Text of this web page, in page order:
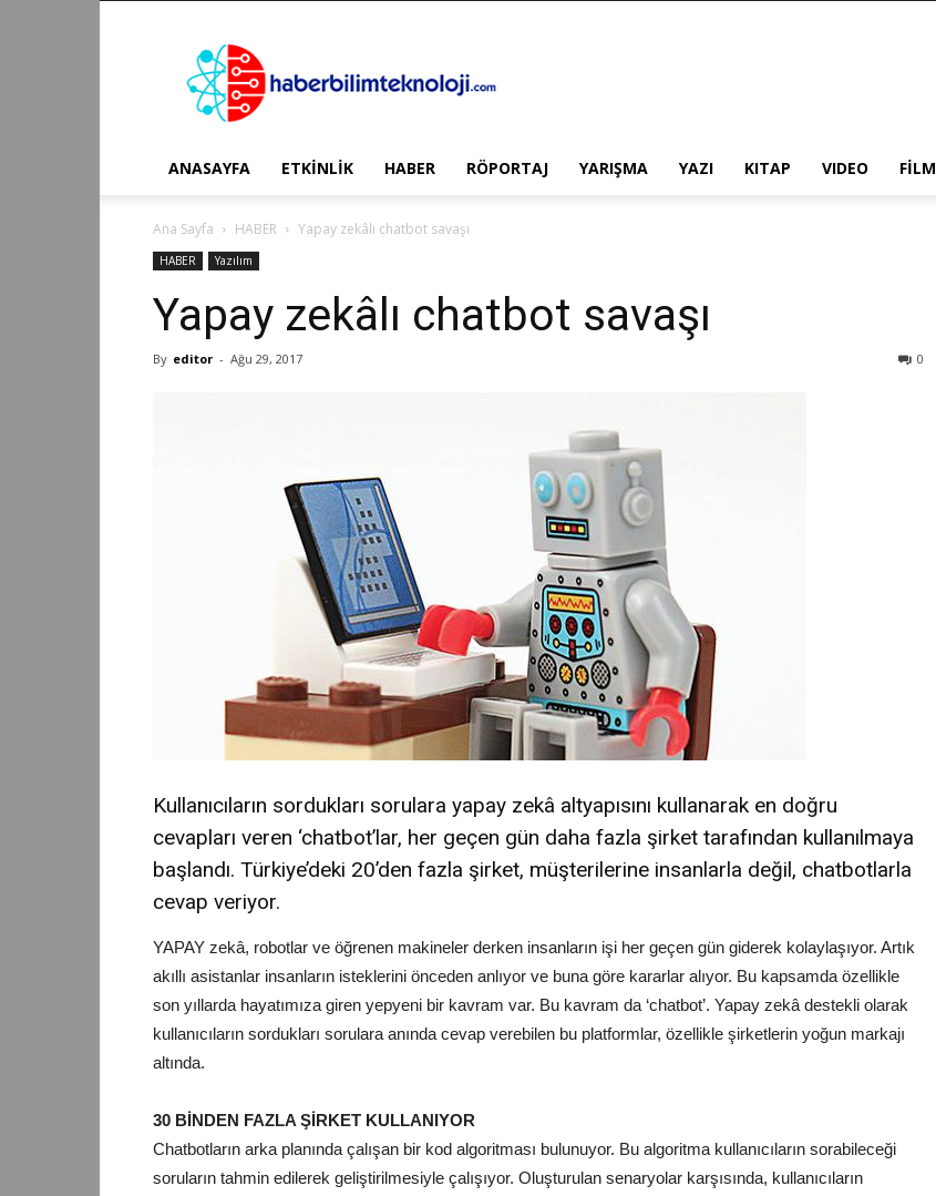
Haber
Bilim
Teknoloji
ANASAYFA ETKİNLİK HABER RÖPORTAJ YARIŞMA YAZI KITAP VIDEO FİLM
Ana Sayfa HABER Yapay zekâlı chatbot savaşı
HABER Yazılım
Yapay zekâlı chatbot savaşı
By editor - Ağu 29, 2017 0
Kullanıcıların sordukları sorulara yapay zekâ altyapısını kullanarak en doğru
cevapları veren ‘chatbot’lar, her geçen gün daha fazla şirket tarafından kullanılmaya
başlandı. Türkiye’deki 20’den fazla şirket, müşterilerine insanlarla değil, chatbotlarla
cevap veriyor.
YAPAY zekâ, robotlar ve öğrenen makineler derken insanların işi her geçen gün giderek kolaylaşıyor. Artık
akıllı asistanlar insanların isteklerini önceden anlıyor ve buna göre kararlar alıyor. Bu kapsamda özellikle
son yıllarda hayatımıza giren yepyeni bir kavram var. Bu kavram da ‘chatbot’. Yapay zekâ destekli olarak
kullanıcıların sordukları sorulara anında cevap verebilen bu platformlar, özellikle şirketlerin yoğun markajı
altında.
30 BİNDEN FAZLA ŞİRKET KULLANIYOR
Chatbotların arka planında çalışan bir kod algoritması bulunuyor. Bu algoritma kullanıcıların sorabileceği
soruların tahmin edilerek geliştirilmesiyle çalışıyor. Oluşturulan senaryolar karşısında, kullanıcıların